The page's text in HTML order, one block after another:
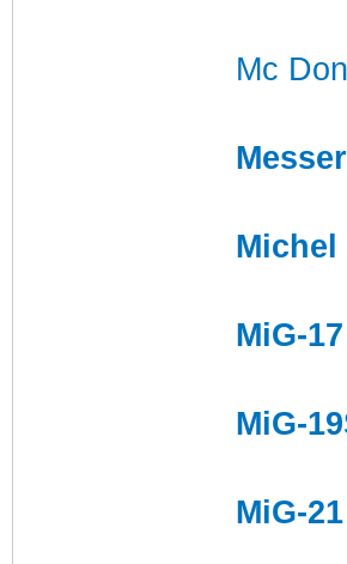
Mc
Michel
MiG-
MiG-
MiG-